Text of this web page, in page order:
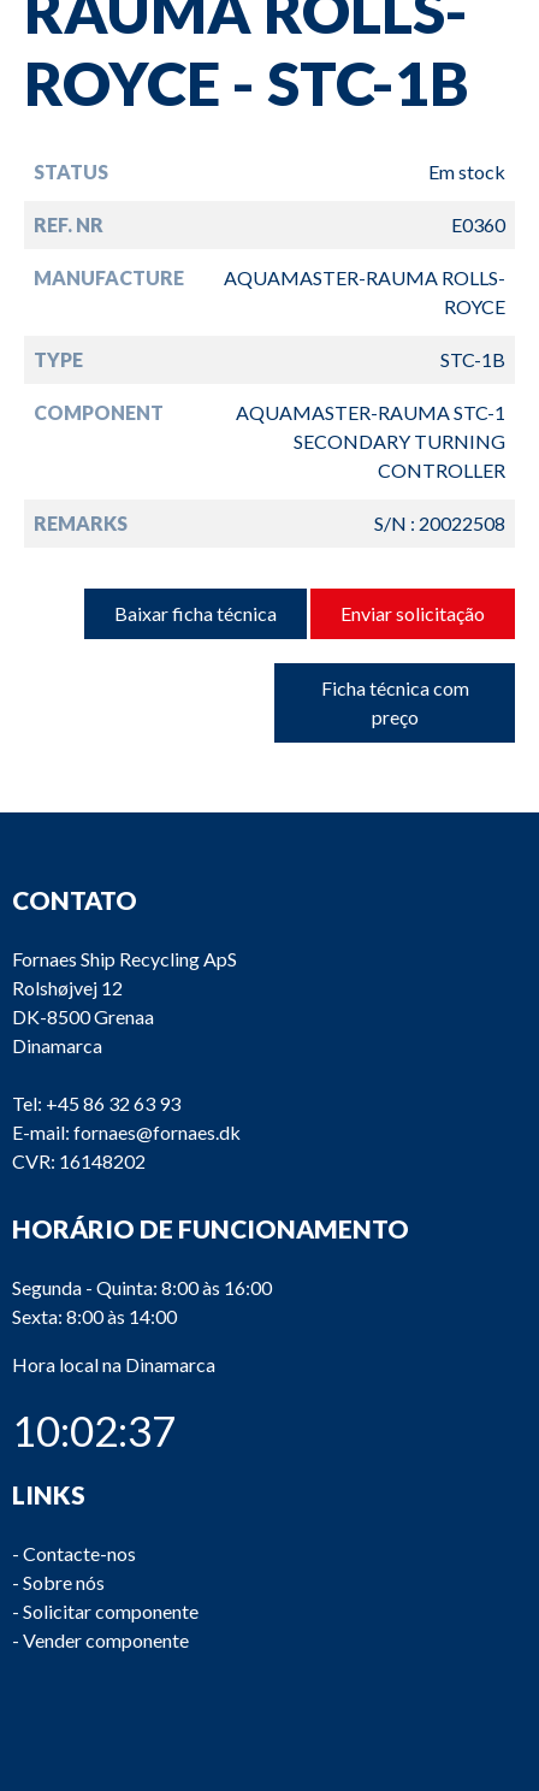
ROYCE - STC-1B
STATUS Em stock
REF. NR E0360
MANUFACTURE
AQUAMASTER-RAUMA ROLLS-
ROYCE
TYPE STC-1B
COMPONENT
AQUAMASTER-RAUMA STC-1
SECONDARY TURNING
CONTROLLER
REMARKS S/N : 20022508
Baixar ficha técnica Enviar solicitação
Ficha técnica com
preço
CONTATO
Fornaes Ship Recycling ApS
Rolshøjvej 12
DK-8500 Grenaa
Dinamarca
Tel: +45 86 32 63 93
E-mail: fornaes@fornaes.dk
CVR: 16148202
HORÁRIO DE FUNCIONAMENTO
Segunda - Quinta: 8:00 às 16:00
Sexta: 8:00 às 14:00
Hora local na Dinamarca
10:02:37
LINKS
- Contacte-nos
- Sobre nós
- Solicitar componente
- Vender componente